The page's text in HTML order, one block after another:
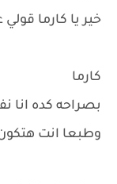
خير يا كارما قولي
كارما
بصراحه كده انا
وطبعا انت